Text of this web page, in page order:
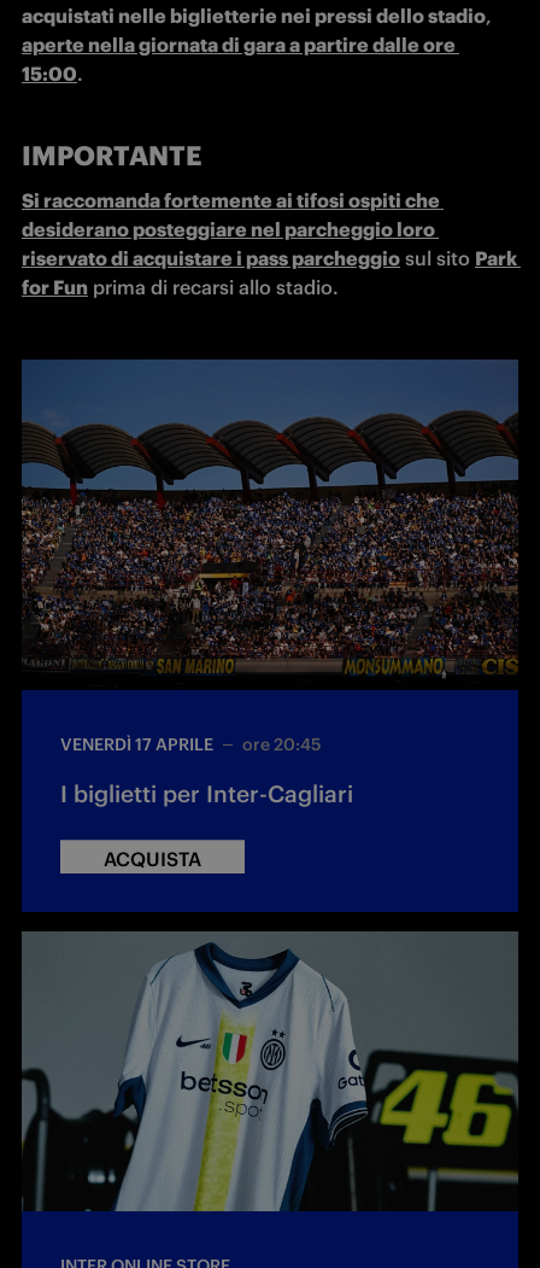
acquistati nelle biglietterie nei pressi dello stadio
aperte nella giornata di gara a partire dalle ore
15:00.
IMPORTANTE
Si raccomanda fortemente ai tifosi ospiti che
desiderano posteggiare nel parcheggio loro
riservato di acquistare i pass parcheggio sul sito Park
for Fun prima di recarsi allo stadio.
VENERDÌ 17 APRILE ore 20:45
I biglietti per Inter-Cagliari
ACQUISTA